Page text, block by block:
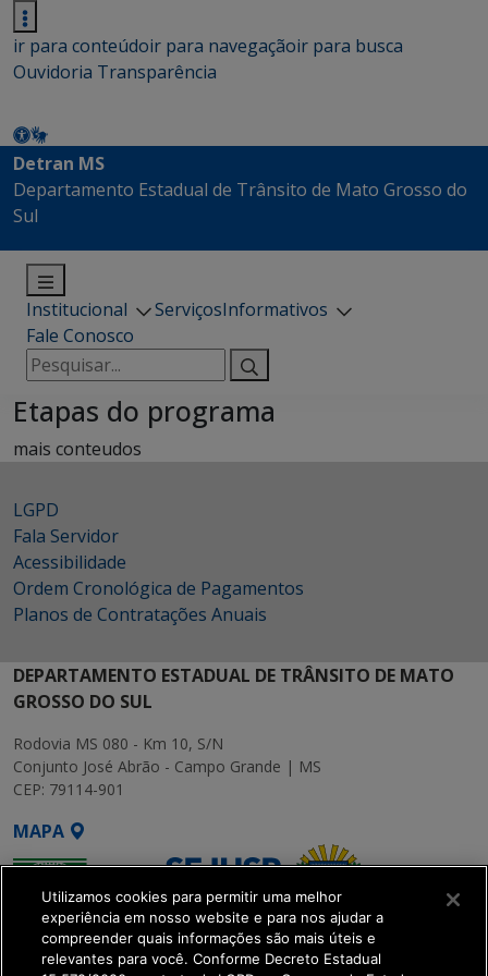
ir para conteúdoir para navegaçãoir para busca
Ouvidoria Transparência
Detran MS
Departamento Estadual de Trânsito de Mato Grosso do
Sul
Institucional ServiçosInformativos
Fale Conosco
Pesquisar
por:
Etapas do programa
mais conteudos
LGPD
Fala Servidor
Acessibilidade
Ordem Cronológica de Pagamentos
Planos de Contratações Anuais
DEPARTAMENTO ESTADUAL DE TRÂNSITO DE MATO
GROSSO DO SUL
Rodovia MS 080 - Km 10, S/N
Conjunto José Abrão - Campo Grande | MS
CEP: 79114-901
MAPA
Utilizamos cookies para permitir uma melhor
experiência em nosso website e para nos ajudar a
compreender quais informações são mais úteis e
relevantes para você. Conforme Decreto Estadual